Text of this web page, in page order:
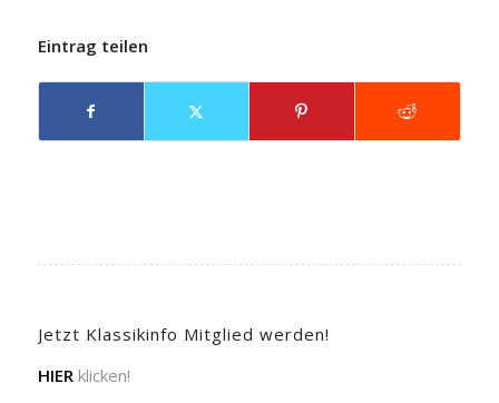
Eintrag teilen
Jetzt Klassikinfo Mitglied werden!
HIER klicken!